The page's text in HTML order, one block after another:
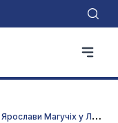
Г
рандіозний провал Ярослави Магучіх у Лондоні: такого з нашою чемпіонкою не було три роки